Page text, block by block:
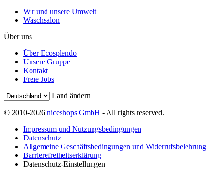
Wir und unsere Umwelt
Waschsalon
Über uns
Über Ecosplendo
Unsere Gruppe
Kontakt
Freie Jobs
Land ändern
© 2010-2026 niceshops GmbH - All rights reserved.
Impressum und Nutzungsbedingungen
Datenschutz
Allgemeine Geschäftsbedingungen und Widerrufsbelehrung
Barrierefreiheitserklärung
Datenschutz-Einstellungen